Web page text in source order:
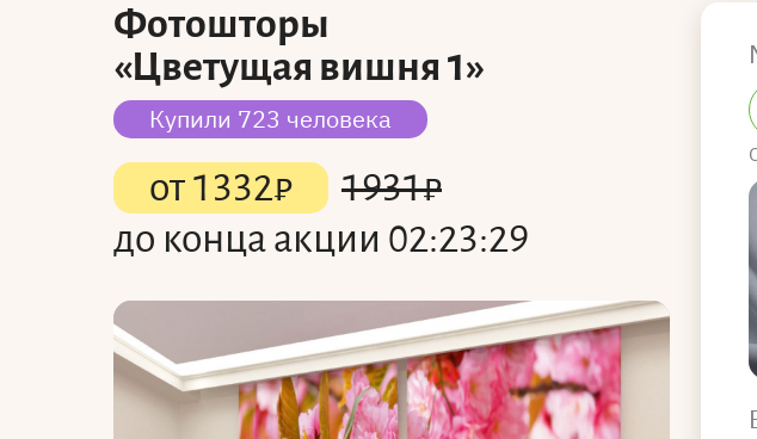
Фотошторы
«Цветущая вишня 1»
Купили 723 человека
от1332₽ 1931₽
до конца акции 02:23:29